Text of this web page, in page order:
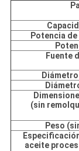
Potencia
Fuente
(sin
Peso
aceite